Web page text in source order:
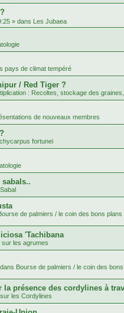
» dans Les Jubaea
pays de climat tempéré
/ Red Tiger ?
: Recoltes, stockage des
de nouveaux membres
fortunei
de palmiers / le coin des bons
'Tachibana
sur les agrumes
Bourse de palmiers / le coin des
présence des cordylines à
les Cordylines